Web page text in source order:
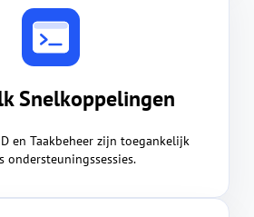
Snelkoppelingen
en Taakbeheer zijn toegankelijk
ondersteuningssessies.